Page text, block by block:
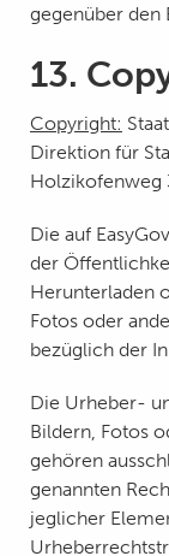
gegenüber den
13.
Copyright:
Direktion für
Holzikofenweg
Die auf
der
Herunterladen
Fotos oder
bezüglich der
Die Urheber-
Bildern, Fotos
gehören
genannten
jeglicher